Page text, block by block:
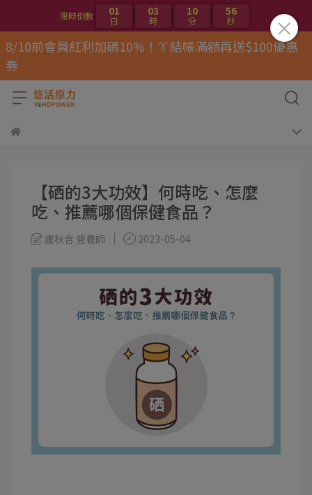
限時倒數 01
日
03
時
10
分
56
秒
8/10前會員紅利加碼10%！👔結帳滿額再送$100優惠
券
【硒的3大功效】何時吃、怎麼
吃、推薦哪個保健食品？
盧秋含 營養師 2023-05-04